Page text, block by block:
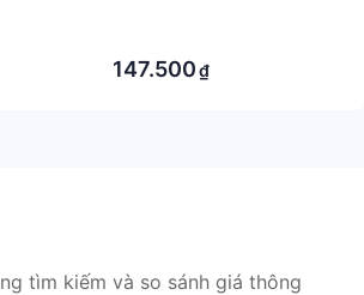
147.500₫
tìm kiếm và so sánh giá thông